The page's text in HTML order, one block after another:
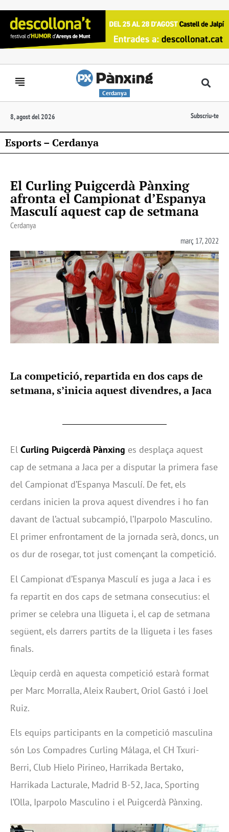
Cerdanya
8, agost del 2026 Subscriu-te
Esports – Cerdanya
El Curling Puigcerdà Pànxing
afronta el Campionat d’Espanya
Masculí aquest cap de setmana
Cerdanya
març 17, 2022
La competició, repartida en dos caps de
setmana, s’inicia aquest divendres, a Jaca
El Curling Puigcerdà Pànxing es desplaça aquest
cap de setmana a Jaca per a disputar la primera fase
del Campionat d’Espanya Masculí. De fet, els
cerdans inicien la prova aquest divendres i ho fan
davant de l’actual subcampió, l’Iparpolo Masculino.
El primer enfrontament de la jornada serà, doncs, un
os dur de rosegar, tot just començant la competició.
El Campionat d’Espanya Masculí es juga a Jaca i es
fa repartit en dos caps de setmana consecutius: el
primer se celebra una lligueta i, el cap de setmana
següent, els darrers partits de la lligueta i les fases
finals.
L’equip cerdà en aquesta competició estarà format
per Marc Morralla, Aleix Raubert, Oriol Gastó i Joel
Ruiz.
Els equips participants en la competició masculina
són Los Compadres Curling Málaga, el CH Txuri-
Berri, Club Hielo Pirineo, Harrikada Bertako,
Harrikada Lacturale, Madrid B-52, Jaca, Sporting
l’Olla, Iparpolo Masculino i el Puigcerdà Pànxing.